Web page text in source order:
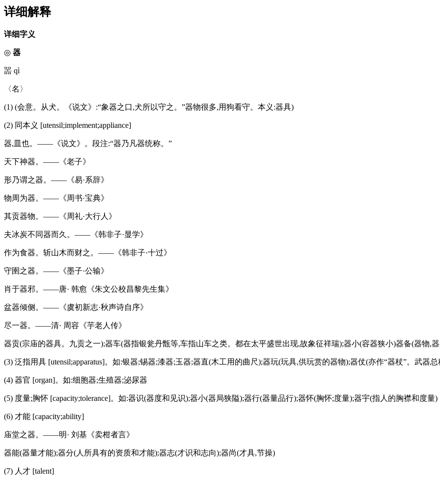
详细解释
详细字义
◎ 器
噐 qì
〈名〉
(1) (会意。从犬。《说文》:“象器之口,犬所以守之。”器物很多,用狗看守。本义:器具)
(2) 同本义 [utensil;implement;appliance]
器,皿也。——《说文》。段注:“器乃凡器统称。”
天下神器。——《老子》
形乃谓之器。——《易·系辞》
物周为器。——《周书·宝典》
其贡器物。——《周礼·大行人》
夫冰炭不同器而久。——《韩非子·显学》
作为食器。斩山木而财之。——《韩非子·十过》
守圉之器。——《墨子·公输》
肖于器邪。——唐· 韩愈《朱文公校昌黎先生集》
盆器倾侧。——《虞初新志·秋声诗自序》
尽一器。——清· 周容《芋老人传》
器贡(宗庙的器具。九贡之一);器车(器指银瓮丹甑等,车指山车之类。都在太平盛世出现,故象征祥瑞);器小(容器狭小)器备(器物,
(3) 泛指用具 [utensil;apparatus]。如:银器;锡器;漆器;玉器;器直(木工用的曲尺);器玩(玩具,供玩赏的器物);器仗(亦作“器杖”。武器
(4) 器官 [organ]。如:细胞器;生殖器;泌尿器
(5) 度量;胸怀 [capacity;tolerance]。如:器识(器度和见识);器小(器局狭隘);器行(器量品行);器怀(胸怀;度量);器宇(指人的胸襟和度量)
(6) 才能 [capacity;ability]
庙堂之器。——明· 刘基《卖柑者言》
器能(器量才能);器分(人所具有的资质和才能);器志(才识和志向);器尚(才具,节操)
(7) 人才 [talent]